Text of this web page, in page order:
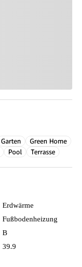
Garten
Green Home
Pool Terrasse
Erdwärme
Fußbodenheizung
B
39.9